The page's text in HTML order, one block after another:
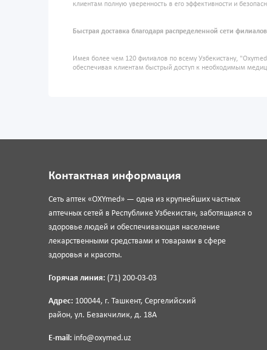
клиентам полную уверенность в его эффективности и
Быстрая доставка благодаря распределенной сети филиалов
Имея более чем 120 филиалов по всему Узбекистану,
обеспечивая клиентам быстрый доступ к необходимым
Контактная информация
Сеть аптек «OXYmed» — одна из крупнейших частных
аптечных сетей в Республике Узбекистан, заботящаяся о
здоровье людей и обеспечивающая население
лекарственными средствами и товарами в сфере
здоровья и красоты.
Горячая линия: (71) 200-03-03
Адрес: 100044, г. Ташкент, Сергелийский
район, ул. Безакчилик, д. 18А
E-mail: info@oxymed.uz